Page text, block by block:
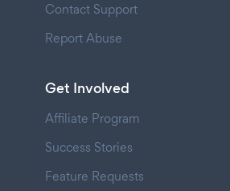
Contact Support
Report Abuse
Get Involved
Affiliate Program
Success Stories
Feature Requests